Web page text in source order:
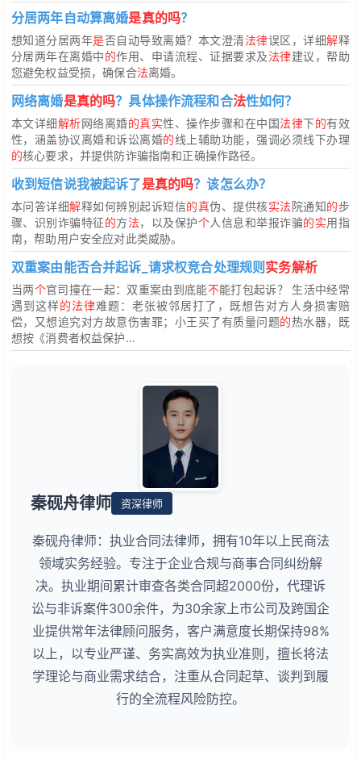
分居两年自动算离婚是真的吗？
想知道分居两年是否自动导致离婚？本文澄清法律误区，详细解释
分居两年在离婚中的作用、申请流程、证据要求及法律建议，帮助
您避免权益受损，确保合法离婚。
网络离婚是真的吗？具体操作流程和合法性如何？
本文详细解析网络离婚的真实性、操作步骤和在中国法律下的有效
性，涵盖协议离婚和诉讼离婚的线上辅助功能，强调必须线下办理
的核心要求，并提供防诈骗指南和正确操作路径。
收到短信说我被起诉了是真的吗？该怎么办？
本问答详细解释如何辨别起诉短信的真伪、提供核实法院通知的步
骤、识别诈骗特征的方法，以及保护个人信息和举报诈骗的实用指
南，帮助用户安全应对此类威胁。
双重案由能否合并起诉_请求权竞合处理规则 实务解析
当两个官司撞在一起：双重案由到底能不能打包起诉？ 生活中经常
遇到这样的法律难题：老张被邻居打了，既想告对方人身损害赔
偿，又想追究对方故意伤害罪；小王买了有质量问题的热水器，既
想按《消费者权益保护...
秦砚舟律师 资深律师
秦砚舟律师：执业合同法律师，拥有10年以上民商法
领域实务经验。专注于企业合规与商事合同纠纷解
决。执业期间累计审查各类合同超2000份，代理诉
讼与非诉案件300余件，为30余家上市公司及跨国企
业提供常年法律顾问服务，客户满意度长期保持98%
以上，以专业严谨、务实高效为执业准则，擅长将法
学理论与商业需求结合，注重从合同起草、谈判到履
行的全流程风险防控。